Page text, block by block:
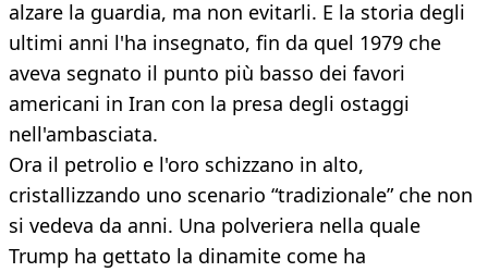
alzare la guardia, ma non evitarli. E la storia degli
ultimi anni l'ha insegnato, fin da quel 1979 che
aveva segnato il punto più basso dei favori
americani in Iran con la presa degli ostaggi
nell'ambasciata.
Ora il petrolio e l'oro schizzano in alto,
cristallizzando uno scenario “tradizionale” che non
si vedeva da anni. Una polveriera nella quale
Trump ha gettato la dinamite come ha